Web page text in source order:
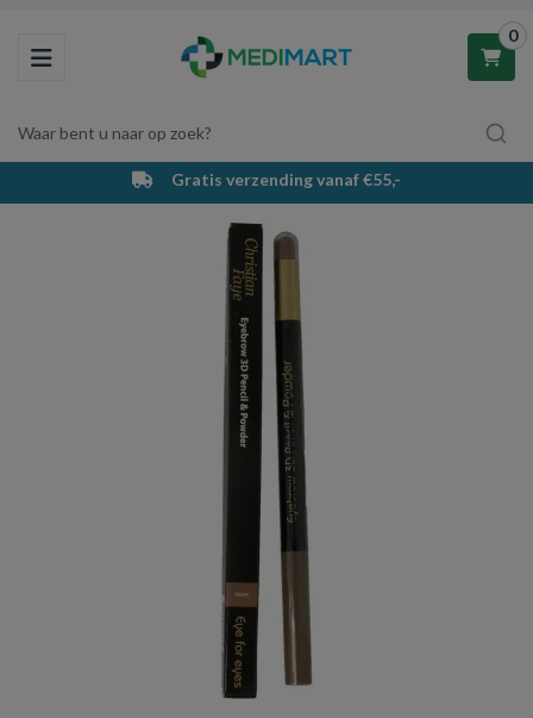
Toggle navigation
Waar bent u naar op zoek?
0
Winkelwagen
Uw winkelwagen is leeg.
Vul hem met producten.
Gratis verzending vanaf €55,-